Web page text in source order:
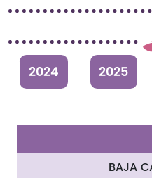
2024 2025
BAJA